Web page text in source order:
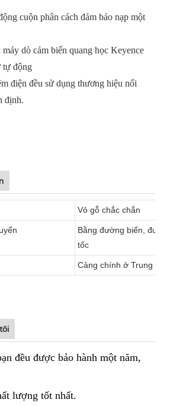
cuộn phân cách đảm bảo nạp một
dò cảm biến quang học Keyence
tự động
điện đều sử dụng thương hiệu nổi
định.
Vỏ gỗ chắc chắn
Bằng đường biển,
tốc
Cảng chính ở Trung
đều được bảo hành một năm,
lượng tốt nhất.